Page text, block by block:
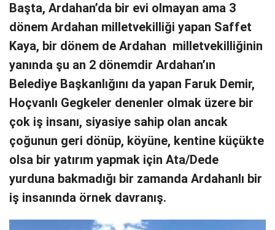
Başta, Ardahan’da bir evi olmayan ama 3
dönem Ardahan milletvekilliği yapan Saffet
Kaya, bir dönem de Ardahan milletvekilliğinin
yanında şu an 2 dönemdir Ardahan’ın
Belediye Başkanlığını da yapan Faruk Demir,
Hoçvanlı Gegkeler denenler olmak üzere bir
çok iş insanı, siyasiye sahip olan ancak
çoğunun geri dönüp, köyüne, kentine küçükte
olsa bir yatırım yapmak için Ata/Dede
yurduna bakmadığı bir zamanda Ardahanlı bir
iş insanında örnek davranış.